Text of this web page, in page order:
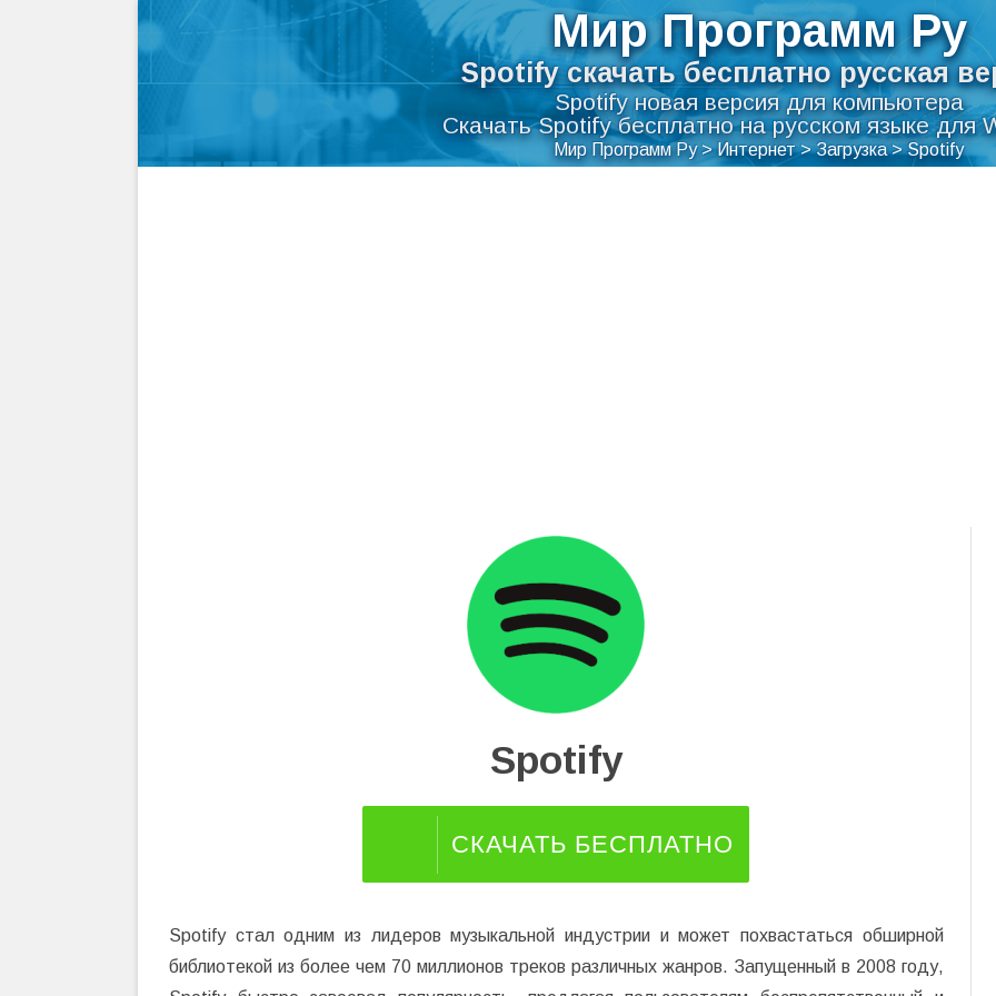
Мир Программ Ру
Spotify скачать бесплатно русская
Spotify новая версия для компьютера
Скачать Spotify бесплатно на русском языке для
Мир Программ Ру>Интернет>Загрузка>Spotify
Spotify
СКАЧАТЬ БЕСПЛАТНО
Spotify стал одним из лидеров музыкальной индустрии и может похвастаться обширной
библиотекой из более чем 70 миллионов треков различных жанров. Запущенный в 2008 году,